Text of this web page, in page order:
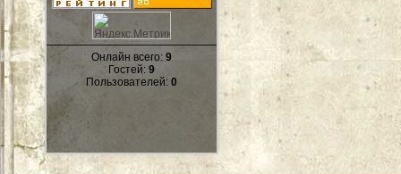
Онлайн всего: 9
Гостей: 9
Пользователей: 0